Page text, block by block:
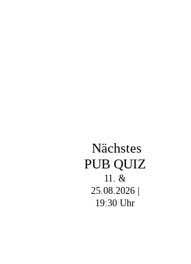
Nächstes
PUB QUIZ
11. &
25.08.2026 |
19:30 Uhr